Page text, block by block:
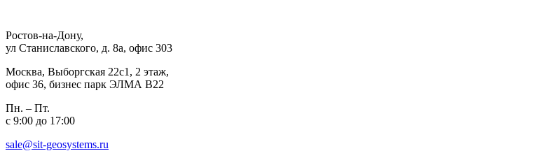
Ростов-на-Дону,
ул Станиславского, д. 8а, офис 303
Москва, Выборгская 22с1, 2 этаж,
офис 36, бизнес парк ЭЛМА В22
Пн. – Пт.
с 9:00 до 17:00
sale@sit-geosystems.ru